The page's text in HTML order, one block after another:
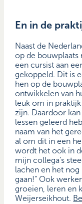
En in de
Naast de
op de bouwplaats
een cursist aan
gekoppeld. Dit is
hen op de
ontwikkelen van
leuk om in
zijn. Daardoor
lessen geleerd
naam van het
al om dit in een
wordt het ook in
mijn collega’s
lachen en het
gaan!” Ook
groeien, leren en
Weijerseikhout.